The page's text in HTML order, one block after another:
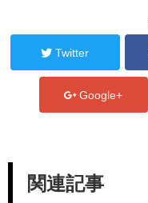
Twitter
Google+
関連記事